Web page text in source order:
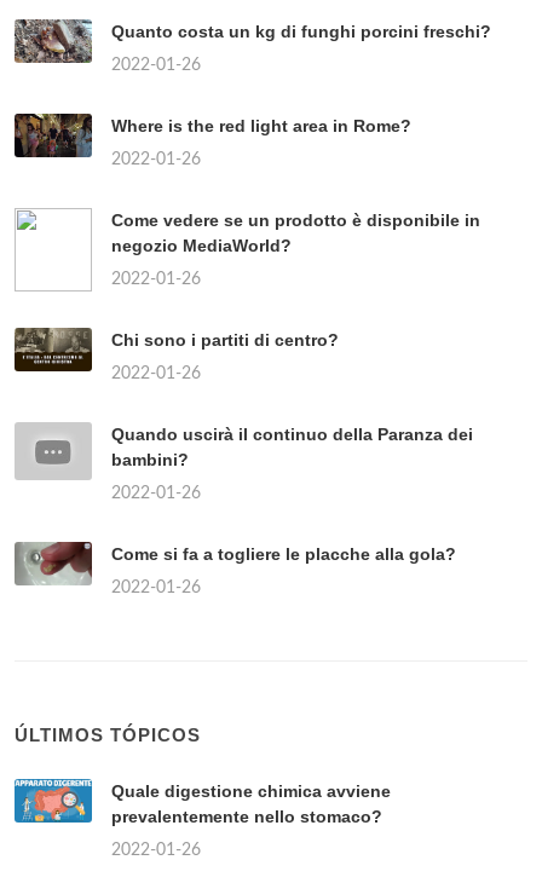
Quanto costa un kg di funghi porcini freschi?
2022-01-26
Where is the red light area in Rome?
2022-01-26
Come vedere se un prodotto è disponibile in
negozio MediaWorld?
2022-01-26
Chi sono i partiti di centro?
2022-01-26
Quando uscirà il continuo della Paranza dei
bambini?
2022-01-26
Come si fa a togliere le placche alla gola?
2022-01-26
ÚLTIMOS TÓPICOS
Quale digestione chimica avviene
prevalentemente nello stomaco?
2022-01-26